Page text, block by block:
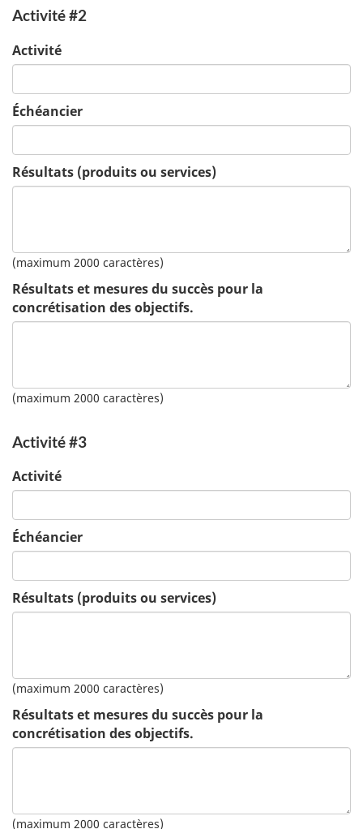
Activité #2
Activité
Échéancier
Résultats (produits ou services)
(maximum 2000 caractères)
Résultats et mesures du succès pour la
concrétisation des objectifs.
(maximum 2000 caractères)
Activité #3
Activité
Échéancier
Résultats (produits ou services)
(maximum 2000 caractères)
Résultats et mesures du succès pour la
concrétisation des objectifs.
(maximum 2000 caractères)